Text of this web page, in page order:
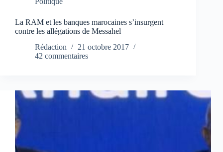
La RAM et les banques marocaines s’insurgent
contre les allégations de Messahel
Rédaction
21 octobre 2017
42 commentaires